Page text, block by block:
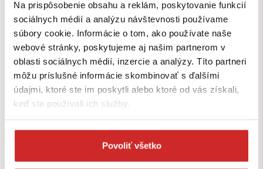
Na prispôsobenie obsahu a reklám, poskytovanie funkcií
sociálnych médií a analýzu návštevnosti používame
súbory cookie. Informácie o tom, ako používate naše
webové stránky, poskytujeme aj našim partnerom v
oblasti sociálnych médií, inzercie a analýzy. Títo partneri
môžu príslušné informácie skombinovať s ďalšími
údajmi, ktoré ste im poskytli alebo ktoré od vás získali,
keď ste používali ich služby.
Povoliť všetko
Delta Plus Veľká osmička z AL
zliatiny
Skladom 2 ks
Delta Plus Kladka s oscilačnými
Farba: oranžová
Skladom 2 ks